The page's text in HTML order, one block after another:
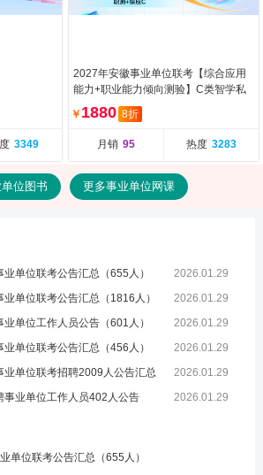
3349
2027年安徽事业单位联考【综合应用
能力+职业能力倾向测验】C类智学私
教畅学营（含图书）
￥ 1880 8折
月销 95 热度 3283
位图书 更多事业单位网课
单位联考公告汇总（655人）
2026.01.29
单位联考公告汇总（1816人）
2026.01.29
单位工作人员公告（601人）
2026.01.29
单位联考公告汇总（456人）
2026.01.29
单位联考招聘2009人公告汇总
2026.01.29
业单位工作人员402人公告
2026.01.29
单位联考公告汇总（655人）